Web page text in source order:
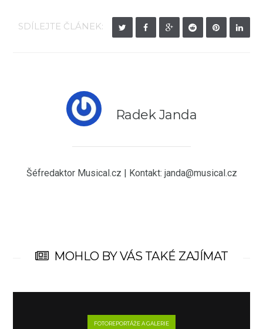
SDÍLEJTE ČLÁNEK:
Radek Janda
Šéfredaktor Musical.cz | Kontakt: janda@musical.cz
MOHLO BY VÁS TAKÉ ZAJÍMAT
FOTOREPORTÁŽE A GALERIE